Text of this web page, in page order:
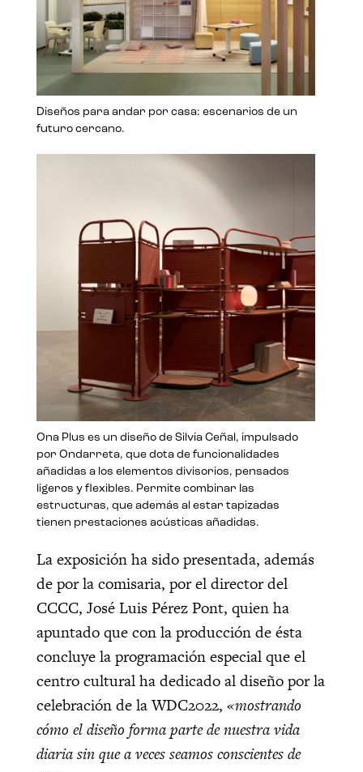
Diseños para andar por casa: escenarios de un
futuro cercano.
Ona Plus es un diseño de Silvia Ceñal, impulsado
por Ondarreta, que dota de funcionalidades
añadidas a los elementos divisorios, pensados
ligeros y flexibles. Permite combinar las
estructuras, que además al estar tapizadas
tienen prestaciones acústicas añadidas.
La exposición ha sido presentada, además
de por la comisaria, por el director del
CCCC, José Luis Pérez Pont, quien ha
apuntado que con la producción de ésta
concluye la programación especial que el
centro cultural ha dedicado al diseño por la
celebración de la WDC2022, «mostrando
cómo el diseño forma parte de nuestra vida
diaria sin que a veces seamos conscientes de